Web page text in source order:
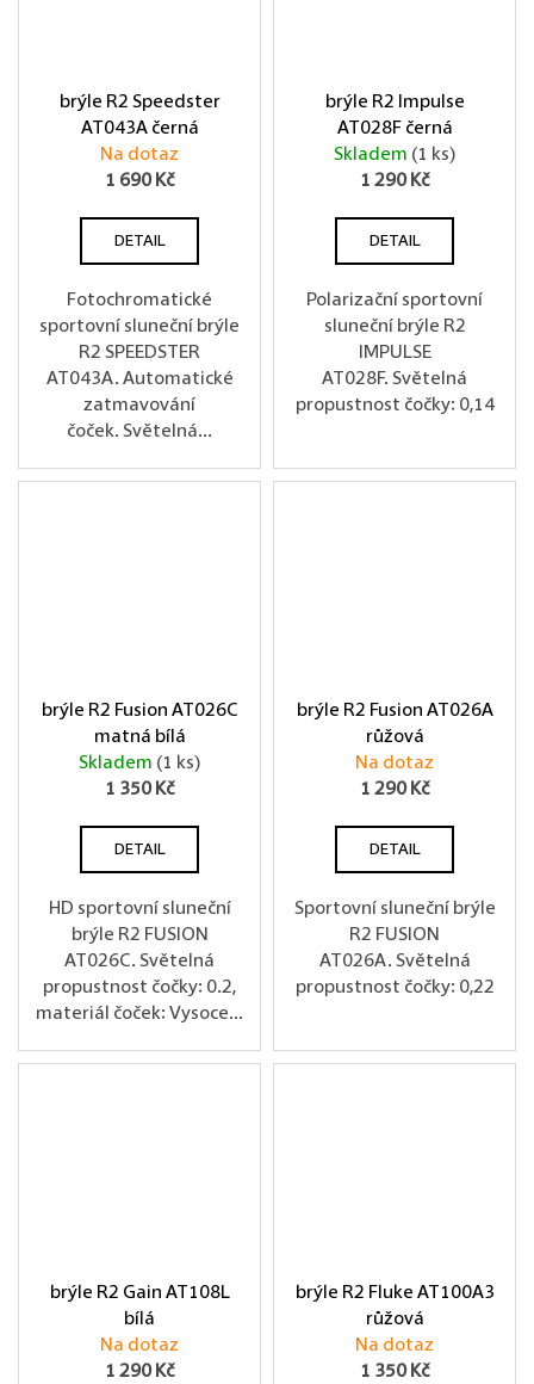
brýle R2 Speedster
AT043A černá
Na dotaz
1 690 Kč
DETAIL
Fotochromatické
sportovní sluneční brýle
R2 SPEEDSTER
AT043A. Automatické
zatmavování
čoček. Světelná...
brýle R2 Impulse
AT028F černá
Skladem (1 ks)
1 290 Kč
DETAIL
Polarizační sportovní
sluneční brýle R2
IMPULSE
AT028F. Světelná
propustnost čočky: 0,14
brýle R2 Fusion AT026C
matná bílá
Skladem (1 ks)
1 350 Kč
DETAIL
HD sportovní sluneční
brýle R2 FUSION
AT026C. Světelná
propustnost čočky: 0.2,
materiál čoček: Vysoce...
brýle R2 Fusion AT026A
růžová
Na dotaz
1 290 Kč
DETAIL
Sportovní sluneční brýle
R2 FUSION
AT026A. Světelná
propustnost čočky: 0,22
brýle R2 Gain AT108L
bílá
Na dotaz
1 290 Kč
brýle R2 Fluke AT100A3
růžová
Na dotaz
1 350 Kč